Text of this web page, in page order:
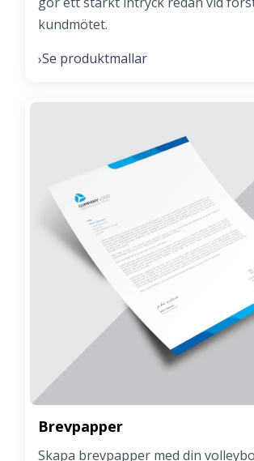
kundmötet.
›Se produktmallar
Brevpapper
Skapa brevpapper med din